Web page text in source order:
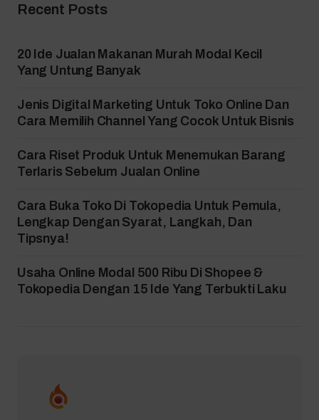
Recent Posts
20 Ide Jualan Makanan Murah Modal Kecil
Yang Untung Banyak
Jenis Digital Marketing Untuk Toko Online Dan
Cara Memilih Channel Yang Cocok Untuk Bisnis
Cara Riset Produk Untuk Menemukan Barang
Terlaris Sebelum Jualan Online
Cara Buka Toko Di Tokopedia Untuk Pemula,
Lengkap Dengan Syarat, Langkah, Dan
Tipsnya!
Usaha Online Modal 500 Ribu Di Shopee &
Tokopedia Dengan 15 Ide Yang Terbukti Laku